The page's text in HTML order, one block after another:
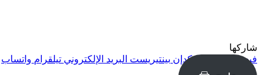
شاركها
فيسبوك
لينكدإن بينتيريست البريد الإلكتروني تيلقرام واتساب